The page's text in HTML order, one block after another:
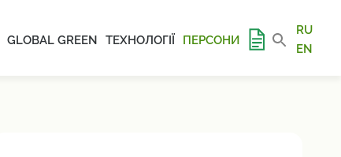
GLOBAL GREEN ТЕХНОЛОГІЇ ПЕРСОНИ
RU
EN